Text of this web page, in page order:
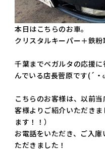
本日はこちらのお車。
クリスタルキーパー＋鉄粉
千葉までベガルタの応援
んでいる店長菅原です(´
こちらのお客様は、以前
客様よりご紹介いただき
ます！！）
お電話をいただき、ご入
ただきました！